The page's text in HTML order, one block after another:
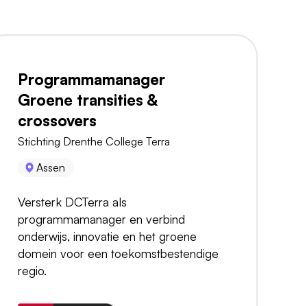
Programmamanager
Groene transities &
crossovers
Stichting Drenthe College Terra
Assen
Versterk DCTerra als
programmamanager en verbind
onderwijs, innovatie en het groene
domein voor een toekomstbestendige
regio.